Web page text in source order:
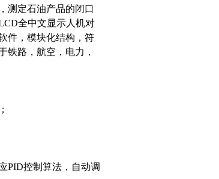
测定石油产品的闭口
全中文显示人机对
件，模块化结构，符
铁路，航空，电力，
PID控制算法，自动调